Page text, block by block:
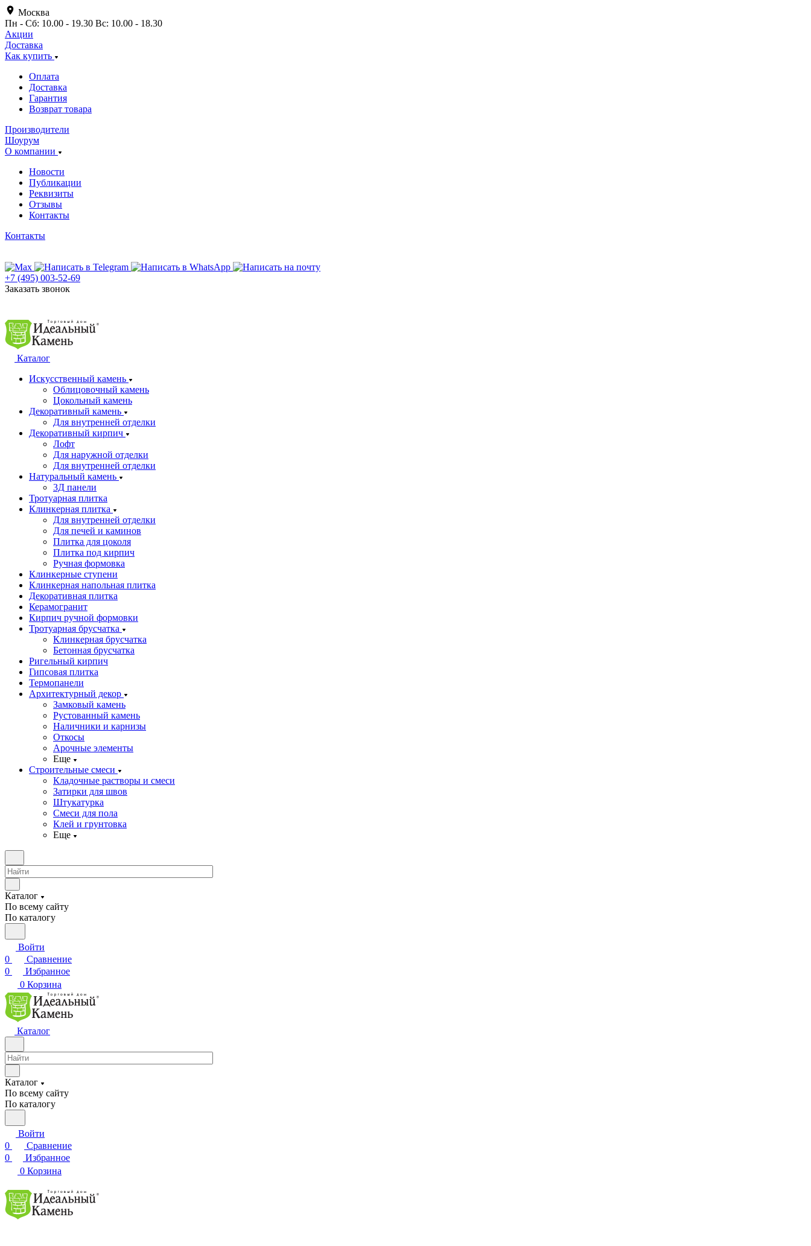
Москва
Пн - Сб: 10.00 - 19.30 Вс: 10.00 - 18.30
Акции
Доставка
Как купить
Оплата
Доставка
Гарантия
Возврат товара
Производители
Шоурум
О компании
Новости
Публикации
Реквизиты
Отзывы
Контакты
Контакты
+7 (495) 003-52-69
Заказать звонок
Каталог
Искусственный камень
Облицовочный камень
Цокольный камень
Декоративный камень
Для внутренней отделки
Декоративный кирпич
Лофт
Для наружной отделки
Для внутренней отделки
Натуральный камень
3Д панели
Тротуарная плитка
Клинкерная плитка
Для внутренней отделки
Для печей и каминов
Плитка для цоколя
Плитка под кирпич
Ручная формовка
Клинкерные ступени
Клинкерная напольная плитка
Декоративная плитка
Керамогранит
Кирпич ручной формовки
Тротуарная брусчатка
Клинкерная брусчатка
Бетонная брусчатка
Ригельный кирпич
Гипсовая плитка
Термопанели
Архитектурный декор
Замковый камень
Рустованный камень
Наличники и карнизы
Откосы
Арочные элементы
Еще
Строительные смеси
Кладочные растворы и смеси
Затирки для швов
Штукатурка
Смеси для пола
Клей и грунтовка
Еще
Каталог
По всему сайту
По каталогу
Войти
0
Сравнение
0
Избранное
0 Корзина
Каталог
Каталог
По всему сайту
По каталогу
Войти
0
Сравнение
0
Избранное
0 Корзина